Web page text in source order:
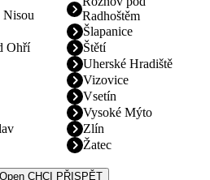
Nisou
Ohří
Radhoštěm
Šlapanice
Štětí
Uherské Hradiště
Vizovice
Vsetín
Vysoké Mýto
Zlín
Žatec
Open CHCI PŘISPĚT